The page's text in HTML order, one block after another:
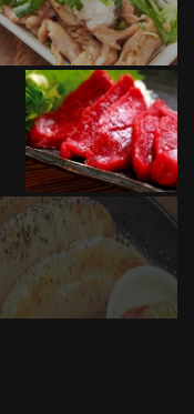
炉 東京八重洲店
2Ｆ